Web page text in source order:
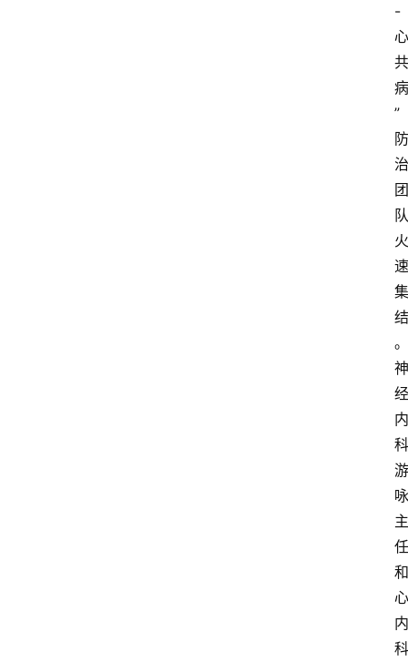
-
心
共
病
”
防
治
团
队
火
速
集
结
。
神
经
内
科
游
咏
主
任
和
心
内
科